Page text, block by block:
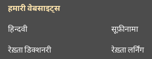
हमारी वेबसाइट्स
हिन्दवी सूफ़ीनामा
रेख़्ता डिक्शनरी रेख़्ता लर्निंग